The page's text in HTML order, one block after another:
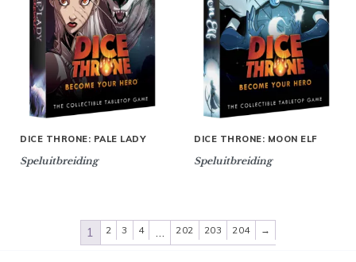
DICE THRONE: PALE LADY
Speluitbreiding
DICE THRONE: MOON ELF
Speluitbreiding
1 2 3 4 … 202 203 204 →